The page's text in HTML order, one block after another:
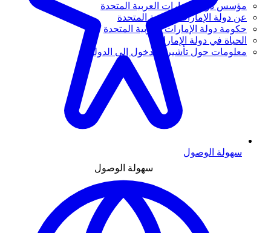
مؤسس دولة الإمارات العربية المتحدة
عن دولة الإمارات العربية المتحدة
حكومة دولة الإمارات العربية المتحدة
الحياة في دولة الإمارات
معلومات حول تأشيرة الدخول إلى الدولة
سهولة الوصول
سهولة الوصول